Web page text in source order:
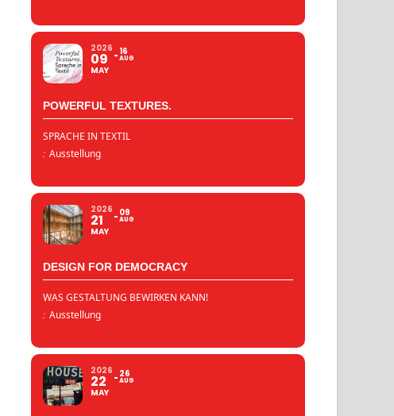
2026
09
MAY
16
AUG
POWERFUL TEXTURES.
SPRACHE IN TEXTIL
: Ausstellung
2026
21
MAY
09
AUG
DESIGN FOR DEMOCRACY
WAS GESTALTUNG BEWIRKEN KANN!
: Ausstellung
2026
22
MAY
26
AUG